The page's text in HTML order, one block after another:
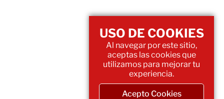
USO DE COOKIES
Al navegar por este sitio,
aceptas las cookies que
utilizamos para mejorar tu
experiencia.
Acepto Cookies